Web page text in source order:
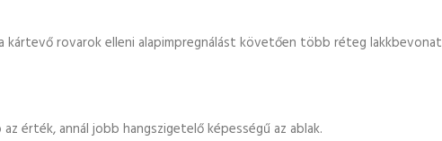
kártevő rovarok elleni alapimpregnálást követően több réteg lakkbevonat
érték, annál jobb hangszigetelő képességű az ablak.